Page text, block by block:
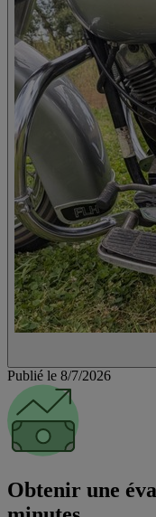
Publié le 8/7/2026
Obtenir une